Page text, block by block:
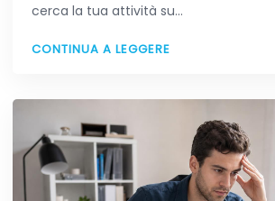
cerca la tua attività su…
CONTINUA A LEGGERE